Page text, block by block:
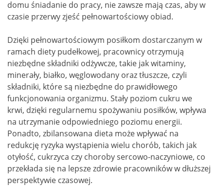
domu śniadanie do pracy, nie zawsze mają czas, aby w
czasie przerwy zjeść pełnowartościowy obiad.
Dzięki pełnowartościowym posiłkom dostarczanym w
ramach diety pudełkowej, pracownicy otrzymują
niezbędne składniki odżywcze, takie jak witaminy,
minerały, białko, węglowodany oraz tłuszcze, czyli
składniki, które są niezbędne do prawidłowego
funkcjonowania organizmu. Stały poziom cukru we
krwi, dzięki regularnemu spożywaniu posiłków, wpływa
na utrzymanie odpowiedniego poziomu energii.
Ponadto, zbilansowana dieta może wpływać na
redukcję ryzyka wystąpienia wielu chorób, takich jak
otyłość, cukrzyca czy choroby sercowo-naczyniowe, co
przekłada się na lepsze zdrowie pracowników w dłuższej
perspektywie czasowej.